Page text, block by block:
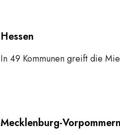
Hessen
In 49 Kommunen greift die
Mecklenburg-Vorpommern